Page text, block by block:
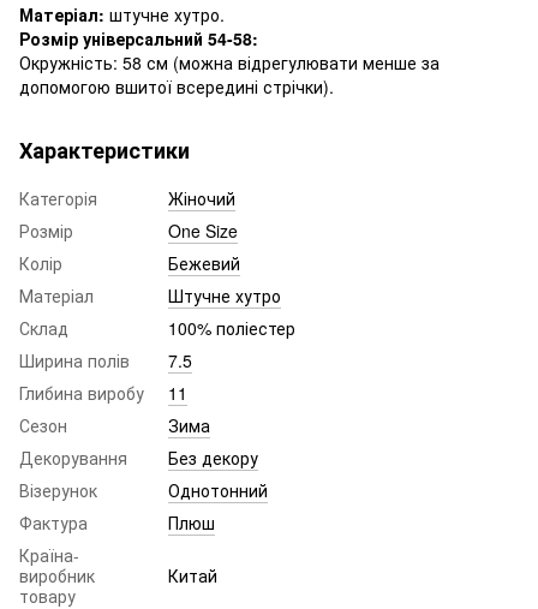
Матеріал: штучне хутро.
Розмір універсальний 54-58:
Окружність: 58 см (можна відрегулювати менше за
допомогою вшитої всередині стрічки).
Характеристики
Категорія
Жіночий
Розмір
One Size
Колір
Бежевий
Матеріал
Штучне хутро
Склад
100% поліестер
Ширина полів
7.5
Глибина виробу
11
Сезон
Зима
Декорування
Без декору
Візерунок
Однотонний
Фактура
Плюш
Країна-
виробник
товару
Китай